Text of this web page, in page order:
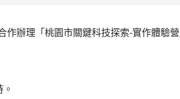
辦理「桃園市關鍵科技探索-實作體驗營